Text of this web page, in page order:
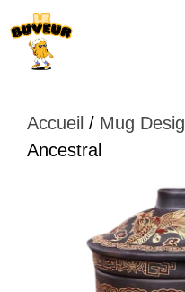
Aller
au
contenu
Accueil / Mug
Ancestral